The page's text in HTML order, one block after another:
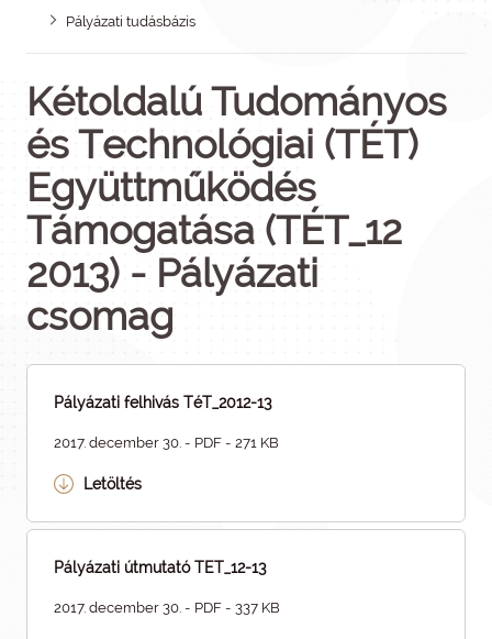
Pályázati tudásbázis
Kétoldalú Tudományos
és Technológiai (TÉT)
Együttműködés
Támogatása (TÉT_12
2013) - Pályázati
csomag
Pályázati felhivás TéT_2012-13
2017. december 30. - PDF - 271 KB
Letöltés
Pályázati útmutató TET_12-13
2017. december 30. - PDF - 337 KB